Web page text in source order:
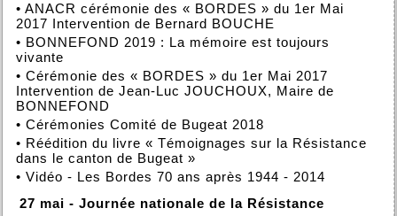
• ANACR cérémonie des « BORDES » du 1er Mai
2017 Intervention de Bernard BOUCHE
• BONNEFOND 2019 : La mémoire est toujours
vivante
• Cérémonie des « BORDES » du 1er Mai 2017
Intervention de Jean-Luc JOUCHOUX, Maire de
BONNEFOND
• Cérémonies Comité de Bugeat 2018
• Réédition du livre « Témoignages sur la Résistance
dans le canton de Bugeat »
• Vidéo - Les Bordes 70 ans après 1944 - 2014
27 mai - Journée nationale de la Résistance